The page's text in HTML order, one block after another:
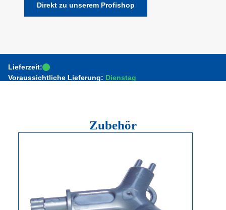
Direkt zu unserem Profishop
Lieferzeit:
Voraussichtliche Lieferung: Dienstag
Produktgalerie überspringenZubehör